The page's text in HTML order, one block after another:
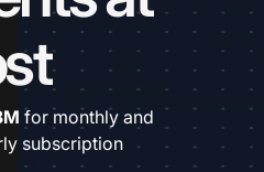
for monthly and
subscription